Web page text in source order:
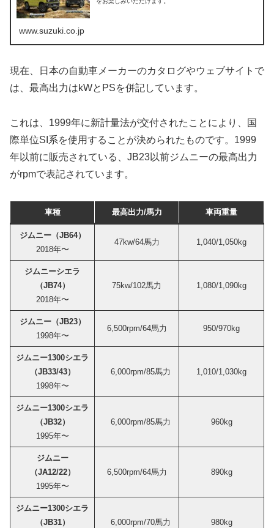
www.suzuki.co.jp
現在、日本の自動車メーカーのカタログやウェブサイトで
は、最高出力はkWとPSを併記しています。
これは、1999年に新計量法が交付されたことにより、国
際単位SI系を使用することが決められたものです。1999
年以前に販売されている、JB23以前ジムニーの最高出力
がrpmで表記されています。
車種 最高出力/馬力 車両重量
ジムニー（JB64）
2018年〜
47kw/64馬力 1,040/1,050kg
ジムニーシエラ
（JB74）
2018年〜
75kw/102馬力 1,080/1,090kg
ジムニー（JB23）
1998年〜
6,500rpm/64馬力 950/970kg
ジムニー1300シエラ
（JB33/43）
1998年〜
6,000rpm/85馬力 1,010/1,030kg
ジムニー1300シエラ
（JB32）
1995年〜
6,000rpm/85馬力 960kg
ジムニー
（JA12/22）
1995年〜
6,500rpm/64馬力 890kg
ジムニー1300シエラ
（JB31）
6,000rpm/70馬力 980kg